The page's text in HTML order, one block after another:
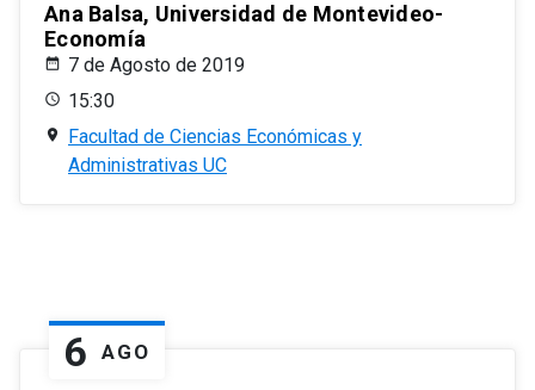
Ana Balsa, Universidad de Montevideo-
Economía
7 de Agosto de 2019
15:30
Facultad de Ciencias Económicas y
Administrativas UC
6 AGO